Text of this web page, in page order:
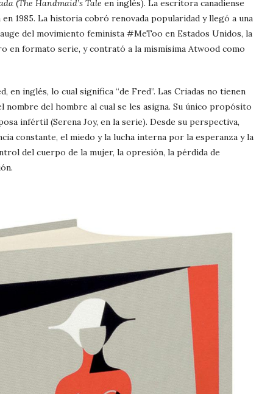
(The Handmaid’s Tale en inglés). La escritora canadiense
1985. La historia cobró renovada popularidad y llegó a una
del movimiento feminista #MeToo en Estados Unidos, la
en formato serie, y contrató a la mismísima Atwood como
inglés, lo cual significa “de Fred”. Las Criadas no tienen
del hombre al cual se les asigna. Su único propósito
infértil (Serena Joy, en la serie). Desde su perspectiva,
constante, el miedo y la lucha interna por la esperanza y la
del cuerpo de la mujer, la opresión, la pérdida de